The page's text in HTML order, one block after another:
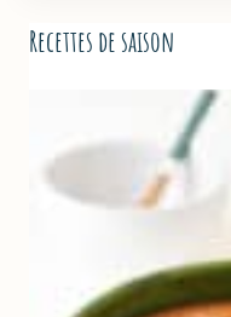
Recettes de saison